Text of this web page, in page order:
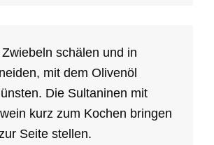
schälen und in
mit dem Olivenöl
Die Sultaninen mit
kurz zum Kochen bringen
Seite stellen.